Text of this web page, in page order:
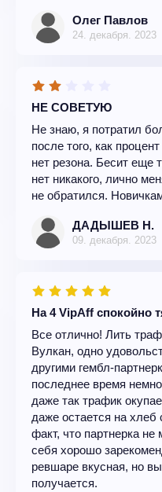
Олег Павлов
24. декабря. 2023
НЕ СОВЕТУЮ
Не знаю, я потратил
после того, как
нет резона. Бесит еще
нет никакого, лично
не обратился.
ДАДЫШЕВ Н.
09. декабря. 2023
На 4 VipAff спокойно
Все отлично! Лить
Вулкан, одно
другими гембл-
последнее время
даже так трафик
даже остается на
факт, что партнерка
себя хорошо
ревшаре вкусная, но
получается.